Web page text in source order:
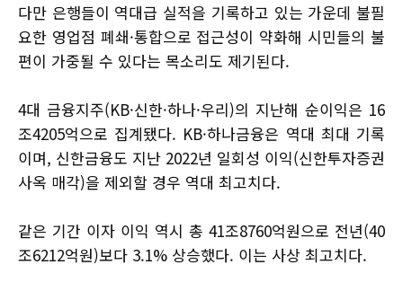
다만 은행들이 역대급 실적을 기록하고 있는 가운데 불필
요한 영업점 폐쇄·통합으로 접근성이 약화해 시민들의 불
편이 가중될 수 있다는 목소리도 제기된다.
4대 금융지주(KB·신한·하나·우리)의 지난해 순이익은 16
조4205억으로 집계됐다. KB·하나금융은 역대 최대 기록
이며, 신한금융도 지난 2022년 일회성 이익(신한투자증권
사옥 매각)을 제외할 경우 역대 최고치다.
같은 기간 이자 이익 역시 총 41조8760억원으로 전년(40
조6212억원)보다 3.1% 상승했다. 이는 사상 최고치다.